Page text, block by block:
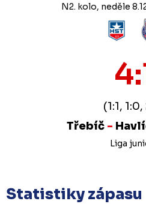
N2. kolo, neděle
(1:1,
Třebíč -
Liga
Statistiky zápasu